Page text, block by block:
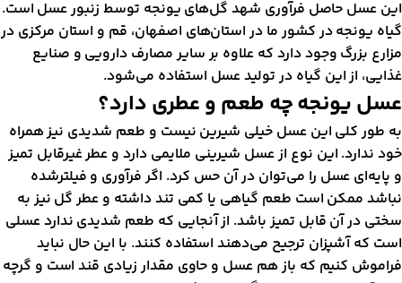
عسل حاصل فرآوری شهد گل‌های یونجه توسط زنبور عسل است.
یونجه در کشور ما در استان‌های اصفهان، قم و استان مرکزی در
بزرگ وجود دارد که علاوه بر سایر مصارف دارویی و صنایع
از این گیاه در تولید عسل استفاده می‌شود.
یونجه چه طعم و عطری دارد؟
طور کلی این عسل خیلی شیرین نیست و طعم شدیدی نیز همراه
ندارد. این نوع از عسل شیرینی ملایمی دارد و عطر غیرقابل‌ تمیز
پایه‌ای عسل را می‌توان در آن حس کرد. اگر فرآوری و فیلترشده
ممکن است طعم گیاهی یا کمی تند داشته و عطر گل نیز به
در آن قابل تمیز باشد. از آنجایی که طعم شدیدی ندارد عسلی
که آشپزان ترجیح می‌دهند استفاده کنند. با این حال نباید
کنیم که باز هم عسل و حاوی مقدار زیادی قند است و گرچه